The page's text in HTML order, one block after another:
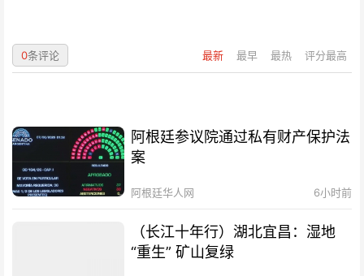
最新 最早 最热 评分最高
0条评论
阿根廷参议院通过私有财产保护法
案
阿根廷华人网 6小时前
（长江十年行）湖北宜昌：湿地
“重生” 矿山复绿